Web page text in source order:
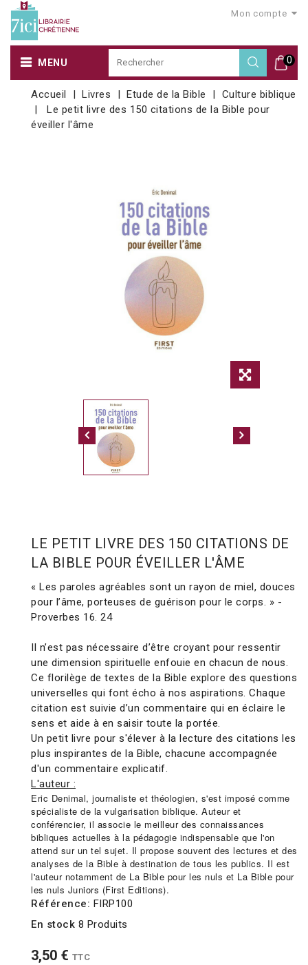
Mon compte
0
MENU
Accueil Livres Etude de la Bible
Culture biblique
Le petit livre des 150 citations de la Bible pour
éveiller l'âme
LE PETIT LIVRE DES 150 CITATIONS DE
LA BIBLE POUR ÉVEILLER L'ÂME
« Les paroles agréables sont un rayon de miel, douces
pour l’âme, porteuses de guérison pour le corps. » -
Proverbes 16. 24
Il n’est pas nécessaire d’être croyant pour ressentir
une dimension spirituelle enfouie en chacun de nous.
Ce florilège de textes de la Bible explore des questions
universelles qui font écho à nos aspirations. Chaque
citation est suivie d’un commentaire qui en éclaire le
sens et aide à en saisir toute la portée.
Un petit livre pour s'élever à la lecture des citations les
plus inspirantes de la Bible, chacune accompagnée
d'un commentaire explicatif.
L'auteur :
Eric Denimal, journaliste et théologien, s'est imposé comme
spécialiste de la vulgarisation biblique. Auteur et
conférencier, il associe le meilleur des connaissances
bibliques actuelles à la pédagogie indispensable que l'on
attend sur un tel sujet. Il propose souvent des lectures et des
analyses de la Bible à destination de tous les publics. Il est
l'auteur notamment de La Bible pour les nuls et La Bible pour
les nuls Juniors (First Editions).
Référence: FIRP100
En stock 8 Produits
3,50 € TTC